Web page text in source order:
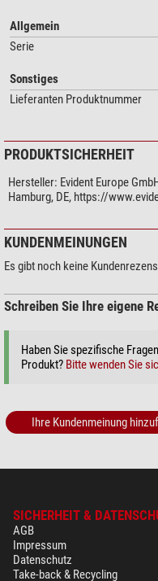
Allgemein
Serie
Sonstiges
Lieferanten Produktnummer
PRODUKTSICHERHEIT
Hersteller: Evident Europe
Hamburg, DE, https://
KUNDENMEINUNGEN
Es gibt noch keine
Schreiben Sie Ihre eigene
Haben Sie spezifische
Produkt? Bitte wenden Sie
Ihre Kundenmeinung
SICHERHEIT &
AGB
Impressum
Datenschutz
Take-back & Recycling